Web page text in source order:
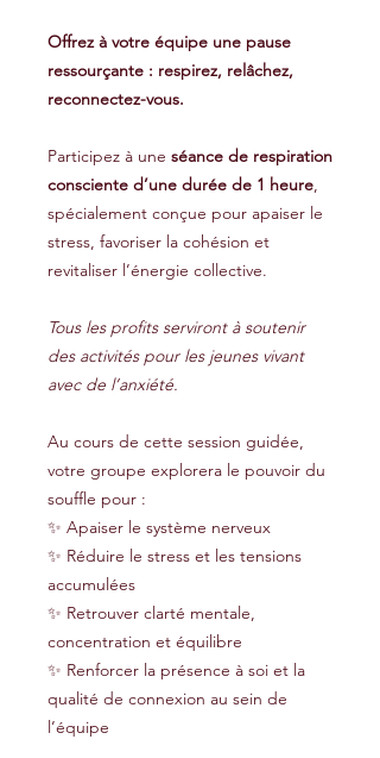
Offrez à votre équipe une pause
ressourçante : respirez, relâchez,
reconnectez-vous.
Participez à une séance de respiration
consciente d’une durée de 1 heure,
spécialement conçue pour apaiser le
stress, favoriser la cohésion et
revitaliser l’énergie collective.
Tous les profits serviront à soutenir
des activités pour les jeunes vivant
avec de l’anxiété.
Au cours de cette session guidée,
votre groupe explorera le pouvoir du
souffle pour :
✨ Apaiser le système nerveux
✨ Réduire le stress et les tensions
accumulées
✨ Retrouver clarté mentale,
concentration et équilibre
✨ Renforcer la présence à soi et la
qualité de connexion au sein de
l’équipe